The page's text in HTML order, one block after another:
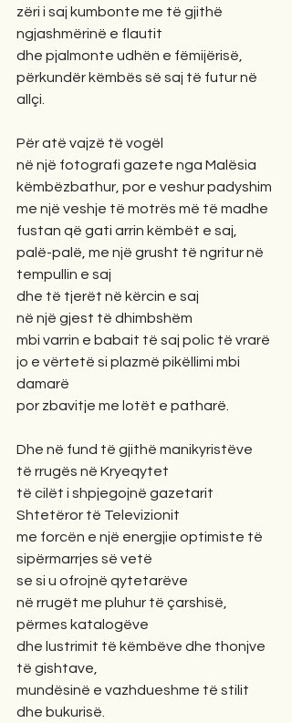
zëri i saj kumbonte me të gjithë
ngjashmërinë e flautit
dhe pjalmonte udhën e fëmijërisë,
përkundër këmbës së saj të futur në
allçi.
Për atë vajzë të vogël
në një fotografi gazete nga Malësia
këmbëzbathur, por e veshur padyshim
me një veshje të motrës më të madhe
fustan që gati arrin këmbët e saj,
palë-palë, me një grusht të ngritur në
tempullin e saj
dhe të tjerët në kërcin e saj
në një gjest të dhimbshëm
mbi varrin e babait të saj polic të vrarë
jo e vërtetë si plazmë pikëllimi mbi
damarë
por zbavitje me lotët e patharë.
Dhe në fund të gjithë manikyristëve
të rrugës në Kryeqytet
të cilët i shpjegojnë gazetarit
Shtetëror të Televizionit
me forcën e një energjie optimiste të
sipërmarrjes së vetë
se si u ofrojnë qytetarëve
në rrugët me pluhur të çarshisë,
përmes katalogëve
dhe lustrimit të këmbëve dhe thonjve
të gishtave,
mundësinë e vazhdueshme të stilit
dhe bukurisë.